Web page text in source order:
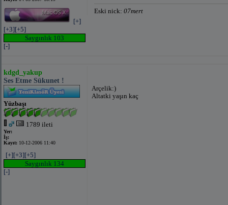
[+]
[+3][+5]
Saygınlık 103
[-]
Eski nick: 07mert
kdgd_yakup
Ses Etme Sükunet !
Yüzbaşı
1789 ileti
Yer:
İş:
Kayıt: 10-12-2006 11:40
[+][+3][+5]
Saygınlık 134
[-]
Arçelik:)
Altatki yaşın kaç